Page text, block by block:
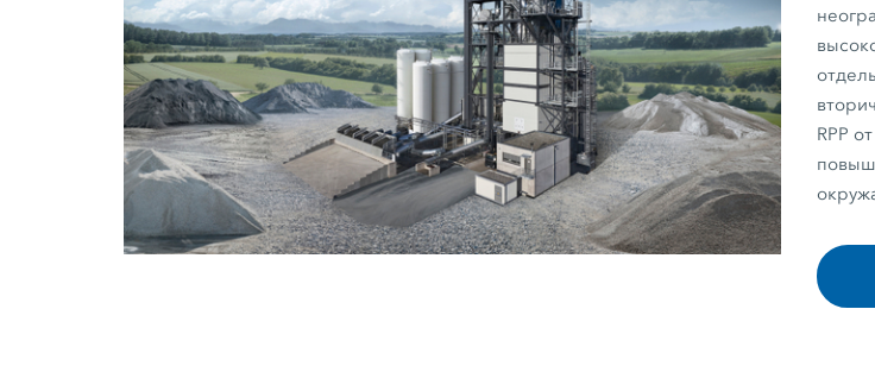
RPP